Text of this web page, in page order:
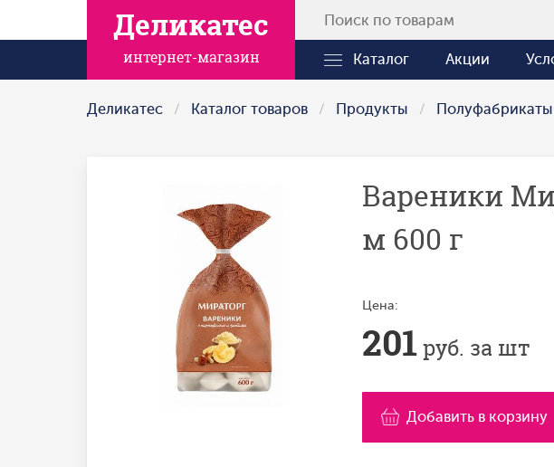
Деликатес
интернет-магазин Каталог Акции
Деликатес Каталог товаров Продукты Полуфабрикаты
Вареники
м 600 г
Цена:
201руб. за шт
Добавить в корзину